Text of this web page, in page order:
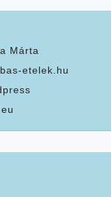
Márta
etelek.hu